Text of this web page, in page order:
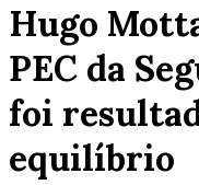
Hugo
PEC da
foi
equilíbrio